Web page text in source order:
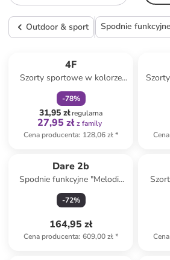
Outdoor & sport Spodnie funkcyjne
4F
Szorty sportowe w kolorze
czarnym
-78%
31,95 złregularna
27,95 zł z family
Cena producenta: 128,06 zł*
Dare 2b
Spodnie funkcyjne "Melodic
Pro" w kolorze granatowym
-72%
164,95 zł
Cena producenta: 609,00 zł*